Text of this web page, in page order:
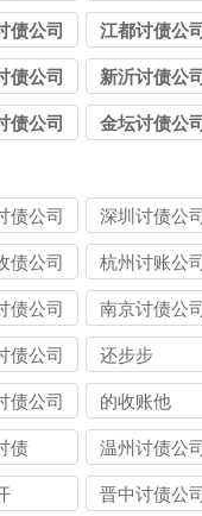
债公司 江都讨债公司
债公司 新沂讨债公司
债公司 金坛讨债公司
债公司 深圳讨债公
债公司 杭州讨账公
债公司 南京讨债公
债公司 还步步
债公司 的收账他
债 温州讨债公
晋中讨债公